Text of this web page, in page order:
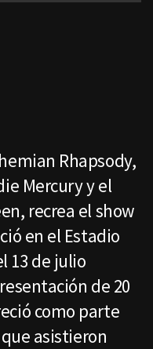
Rhapsody,
Mercury y el
recrea el show
en el Estadio
13 de julio
de 20
como parte
asistieron